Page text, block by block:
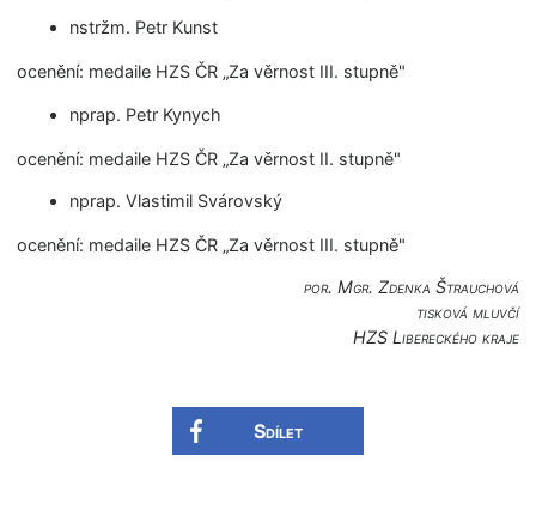
nstržm. Petr Kunst
ocenění: medaile HZS ČR „Za věrnost III. stupně"
nprap. Petr Kynych
ocenění: medaile HZS ČR „Za věrnost II. stupně"
nprap. Vlastimil Svárovský
ocenění: medaile HZS ČR „Za věrnost III. stupně"
por. Mgr. Zdenka Štrauchová
tisková mluvčí
HZS Libereckého kraje
Sdílet